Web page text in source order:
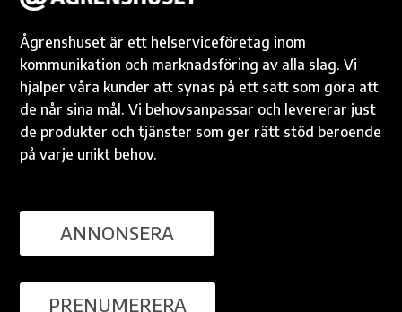
Ågrenshuset är ett helserviceföretag inom
kommunikation och marknadsföring av alla slag. Vi
hjälper våra kunder att synas på ett sätt som göra att
de når sina mål. Vi behovsanpassar och levererar just
de produkter och tjänster som ger rätt stöd beroende
på varje unikt behov.
ANNONSERA
PRENUMERERA